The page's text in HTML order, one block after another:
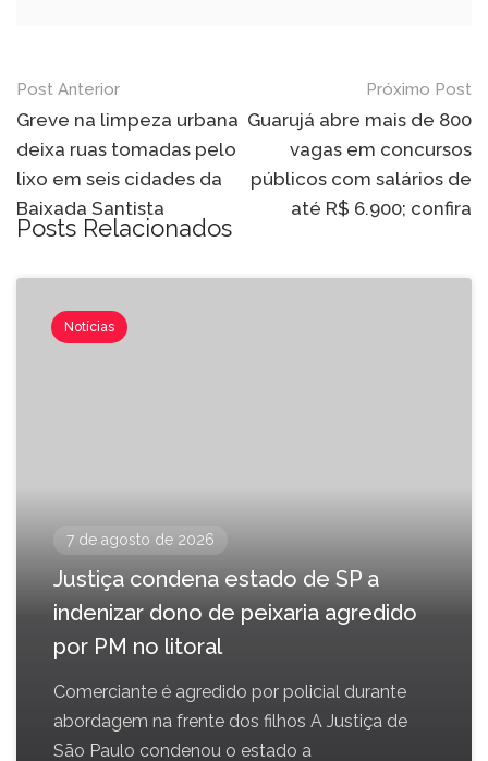
Post Anterior
Greve na limpeza urbana
deixa ruas tomadas pelo
lixo em seis cidades da
Baixada Santista
Próximo Post
Guarujá abre mais de 800
vagas em concursos
públicos com salários de
até R$ 6.900; confira
Posts Relacionados
Notícias
7 de agosto de 2026
Justiça condena estado de SP a
indenizar dono de peixaria agredido
por PM no litoral
Comerciante é agredido por policial durante
abordagem na frente dos filhos A Justiça de
São Paulo condenou o estado a